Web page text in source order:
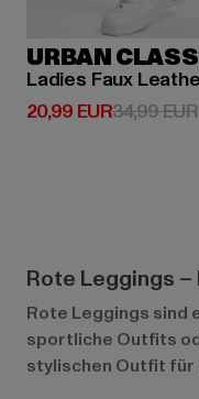
URBAN
Ladies Faux
20,99 EUR
Derzeitiger Preis:
34,99 EUR
Rote Leggings
Rote Leggings sind
sportliche Outfits
stylischen Outfit für